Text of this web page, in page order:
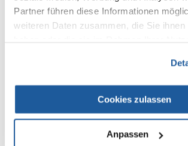
Partner führen diese Informationen
weiteren Daten zusammen, die Sie ihnen
Cookies zulassen
Anpassen
Eine Verpackungseinheit entspricht dem
Füttern Sie Ihrer Katze immer frisches Trinkwasser.
Fragen und Antworten (FAQ)